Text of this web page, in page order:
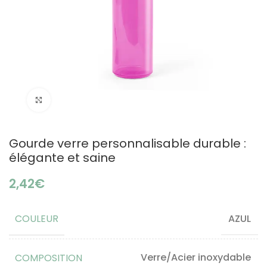
Gourde verre personnalisable durable :
élégante et saine
€
COULEUR AZUL
COMPOSITION Verre/Acier inoxydable